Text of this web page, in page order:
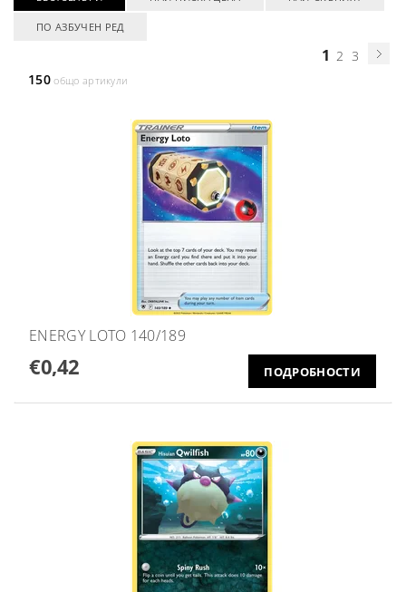
ПО АЗБУЧЕН РЕД
1 2 3
150общо артикули
ENERGY LOTO 140/189
€0,42 ПОДРОБНОСТИ